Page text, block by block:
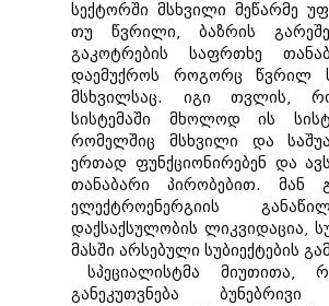
სექტორში მსხვილი მეწარმე
თუ წვრილი, ბაზრის გარეშე
გაკოტრების საფრთხე
დაემუქროს როგორც წვრილ
მსხვილსაც. იგი თვლის,
სისტემაში მხოლოდ ის
რომელშიც მსხვილი და
ერთად ფუნქციონირებენ და
თანაბარი პირობებით. მან
ელექტროენერგიის
დაქსაქსულობის ლიკვიდაცია,
მასში არსებული სუბიექტების
სპეციალისტმა მიუთითა,
განეკუთვნება ბუნებრივი